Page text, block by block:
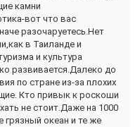
камни
вот что вас
разочаруетесь.Нет
в Таиланде и
и культура
развивается.Далеко до
по стране из-за плохих
Кто привык к роскоши
не стоит.Даже на 1000
океан и те же